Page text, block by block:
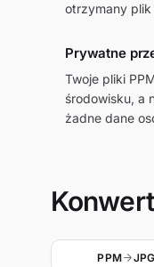
otrzymany plik
Prywatne
Twoje pliki
środowisku, a
żadne dane
PPM JPG